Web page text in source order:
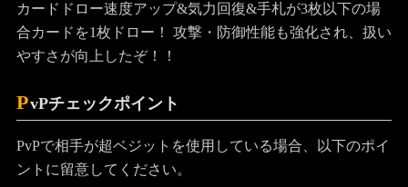
カードドロー速度アップ&気力回復&手札が3枚以下の場
合カードを1枚ドロー！ 攻撃・防御性能も強化され、扱い
やすさが向上したぞ！！
PvPチェックポイント
PvPで相手が超ベジットを使用している場合、以下のポイ
ントに留意してください。